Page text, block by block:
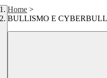
Home >
BULLISMO E